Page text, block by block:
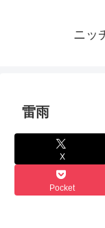
ニッ
雷雨
X
Pocket